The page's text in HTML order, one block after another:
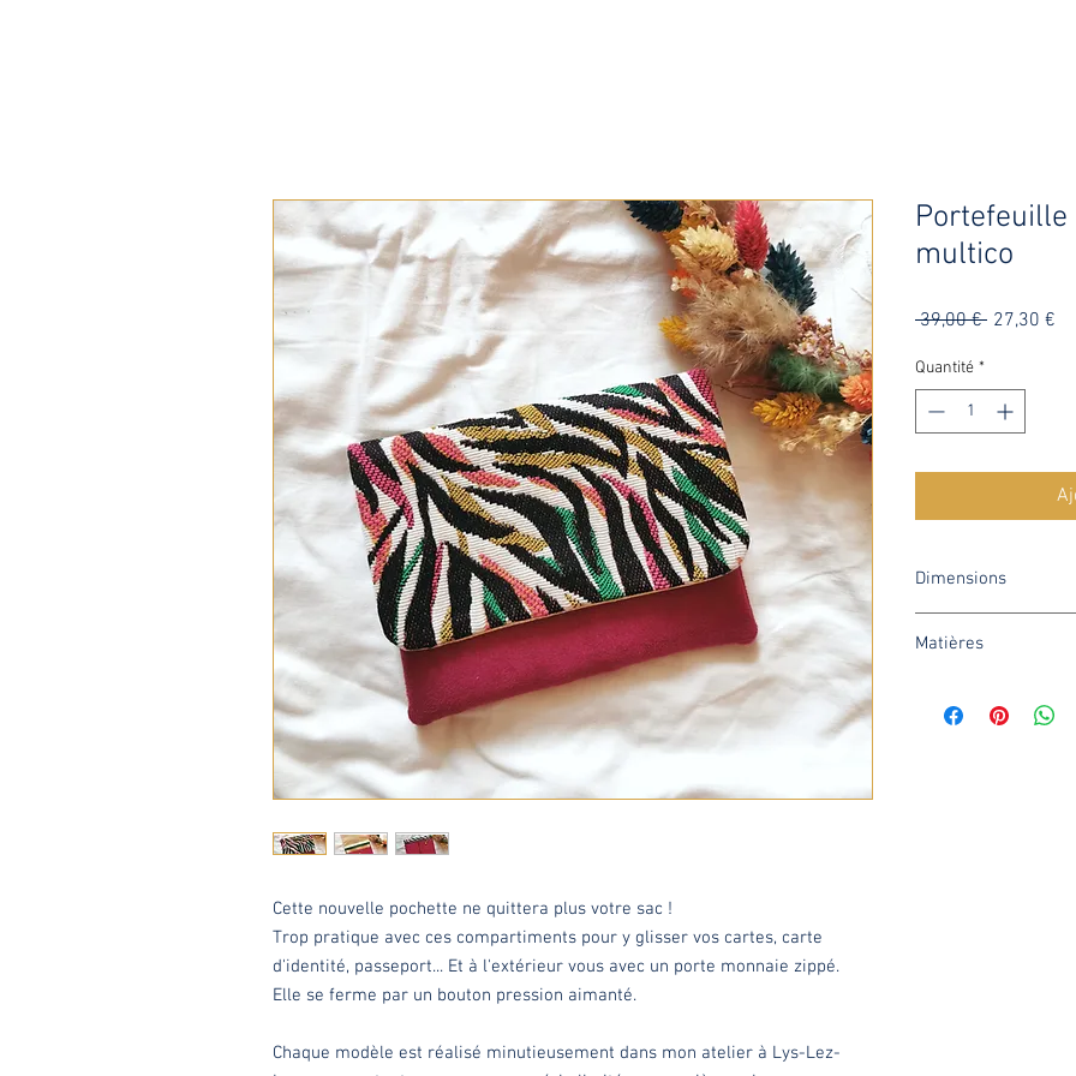
Cette nouvelle pochette ne quittera plus votre sac !
Trop pratique avec ces compartiments pour y glisser vos cartes, carte
d'identité, passeport... Et à l'extérieur vous avec un porte monnaie zippé.
Elle se ferme par un bouton pression aimanté.
Chaque modèle est réalisé minutieusement dans mon atelier à Lys-Lez-
Portefeuille
multico
39,00 € Prix
27,30 €
Quantité *
Dimensions
Ouverte : 22cm
Matières
suédine et simili cuir.